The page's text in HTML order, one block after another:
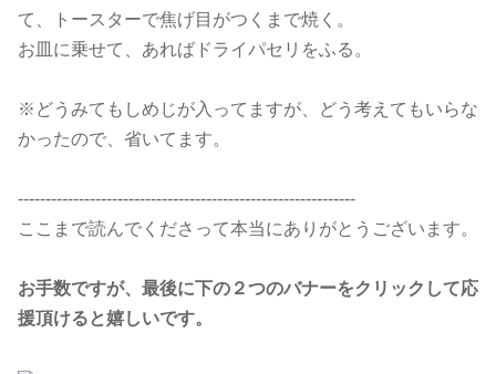
て、トースターで焦げ目がつくまで焼く。
お皿に乗せて、あればドライパセリをふる。
※どうみてもしめじが入ってますが、どう考えてもいらな
かったので、省いてます。
-------------------------------------------------------------
ここまで読んでくださって本当にありがとうございます。
お手数ですが、最後に下の２つのバナーをクリックして応
援頂けると嬉しいです。